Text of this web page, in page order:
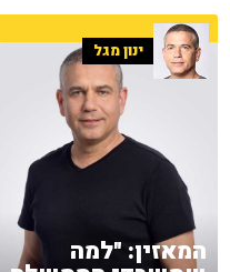
ינון מגל
המאזין: "למה